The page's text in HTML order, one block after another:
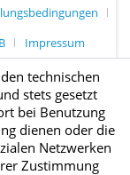
Impressum
technischen
stets gesetzt
bei Benutzung
dienen oder die
Netzwerken
Zustimmung